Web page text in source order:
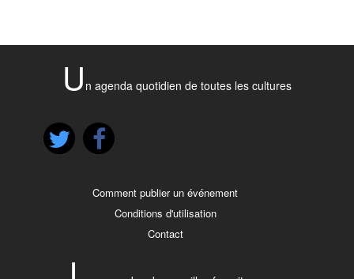
U n agenda quotidien de toutes les cultures
Comment publier un événement
Conditions d'utilisation
Contact